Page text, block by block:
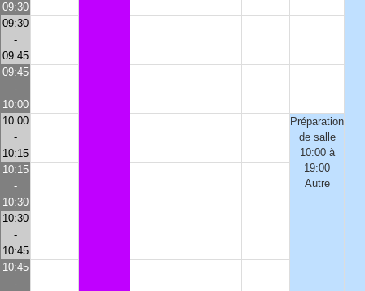
09:30
09:30
-
09:45
09:45
-
10:00
10:00
-
10:15
Préparation
de salle
10:00 à
19:00
Autre
10:15
-
10:30
10:30
-
10:45
10:45
-